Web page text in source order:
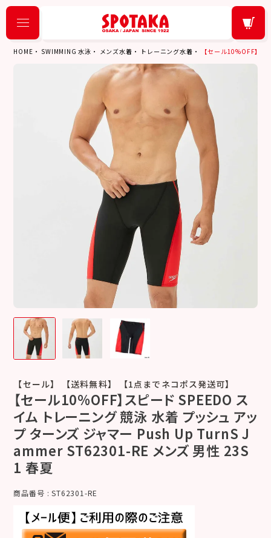
HOME SWIMMING 水泳 メンズ水着 トレーニング水着 【セール10%OFF】
【セール】 【送料無料】 【1点までネコポス発送可】
【セール10%OFF】スピード SPEEDO ス
イム トレーニング 競泳 水着 プッシュ アッ
プ ターンズ ジャマー Push Up TurnS J
ammer ST62301-RE メンズ 男性 23S
1 春夏
商品番号 ST62301-RE